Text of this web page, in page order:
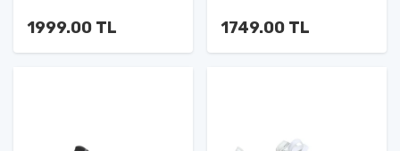
1999.00 TL 1749.00 TL